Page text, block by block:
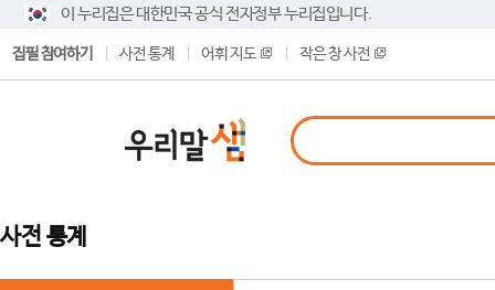
이 누리집은 대한민국 공식 전자정부 누리집입니다.
집필 참여하기 사전 통계 어휘 지도 작은 창 사전
사전 통계